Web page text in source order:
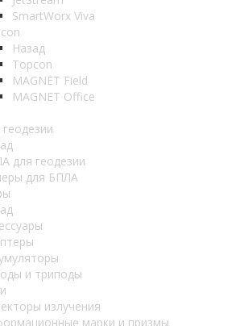
SmartWorx Viva
Назад
Topcon
MAGNET Field
MAGNET Office
для геодезии
для БПЛА
и триподы
излучения
марки и призмы